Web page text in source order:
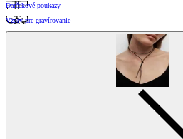
Darčekové poukazy
Vzory pre gravírovanie